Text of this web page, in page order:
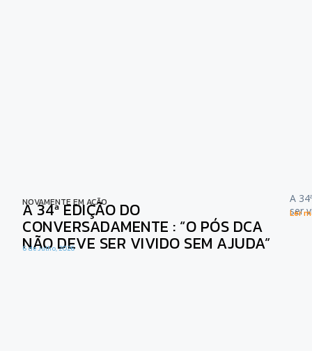
NOVAMENTE EM AÇÃO
A 34ª EDIÇÃO DO
CONVERSADAMENTE : “O PÓS DCA
NÃO DEVE SER VIVIDO SEM AJUDA”
6 de Julho, 2026
A
ser
Ler